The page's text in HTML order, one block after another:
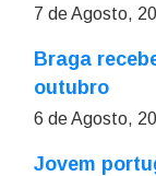
7 de Agosto,
Braga
outubro
6 de Agosto,
Jovem